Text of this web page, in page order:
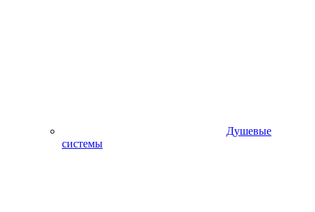
Душевые
системы